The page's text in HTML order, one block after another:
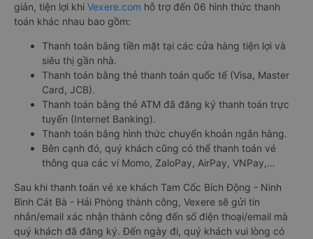
giản, tiện lợi khi Vexere.com hỗ trợ đến 06 hình thức thanh
toán khác nhau bao gồm:
Thanh toán bằng tiền mặt tại các cửa hàng tiện lợi và
siêu thị gần nhà.
Thanh toán bằng thẻ thanh toán quốc tế (Visa, Master
Card, JCB).
Thanh toán bằng thẻ ATM đã đăng ký thanh toán trực
tuyến (Internet Banking).
Thanh toán bằng hình thức chuyển khoản ngân hàng.
Bên cạnh đó, quý khách cũng có thể thanh toán vé
thông qua các ví Momo, ZaloPay, AirPay, VNPay,…
Sau khi thanh toán vé xe khách Tam Cốc Bích Động - Ninh
Bình Cát Bà - Hải Phòng thành công, Vexere sẽ gửi tin
nhắn/email xác nhận thành công đến số điện thoại/email mà
quý khách đã đăng ký. Đến ngày đi, quý khách vui lòng có